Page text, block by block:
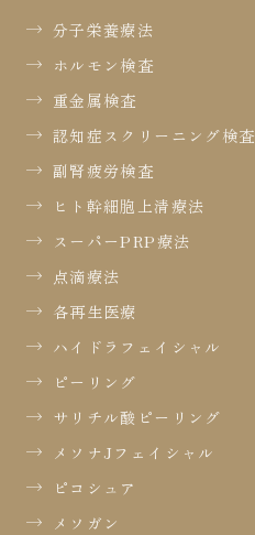
分子栄養療法
ホルモン検査
重金属検査
認知症スクリーニング検査
副腎疲労検査
ヒト幹細胞上清療法
スーパーPRP療法
点滴療法
各再生医療
ハイドラフェイシャル
ピーリング
サリチル酸ピーリング
メソナJフェイシャル
ピコシュア
メソガン